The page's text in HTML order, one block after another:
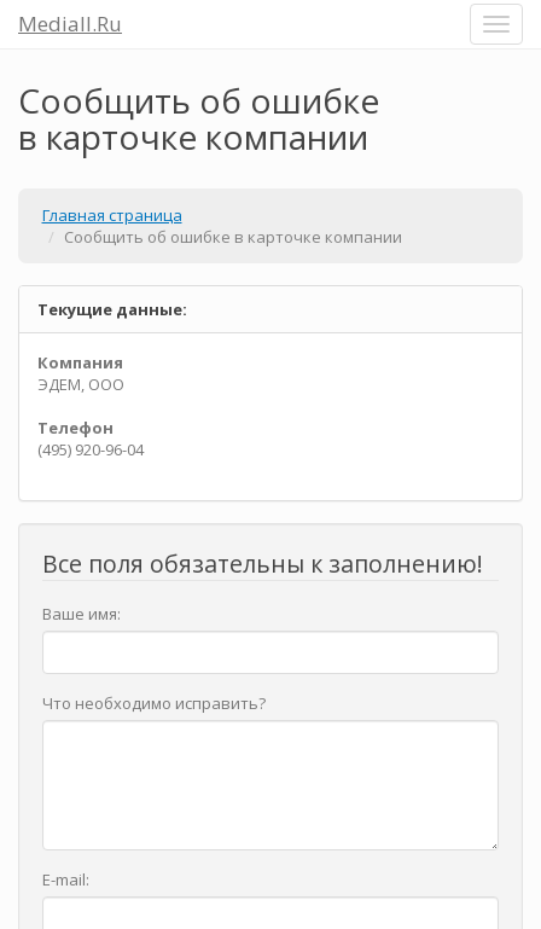
Mediall.Ru
Сообщить об ошибке
в карточке компании
Главная страница
Сообщить об ошибке в карточке компании
Текущие данные:
Компания
ЭДЕМ, ООО
Телефон
(495) 920-96-04
Все поля обязательны к заполнению!
Ваше имя:
Что необходимо исправить?
E-mail: